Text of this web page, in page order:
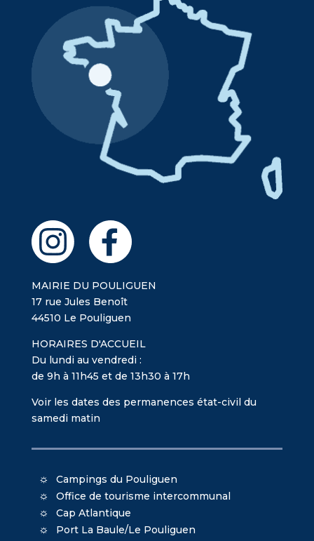
MAIRIE DU POULIGUEN
17 rue Jules Benoît
44510 Le Pouliguen
HORAIRES D'ACCUEIL
Du lundi au vendredi :
de 9h à 11h45 et de 13h30 à 17h
Voir les dates des permanences état-civil du
samedi matin
Campings du Pouliguen
Office de tourisme intercommunal
Cap Atlantique
Port La Baule/Le Pouliguen